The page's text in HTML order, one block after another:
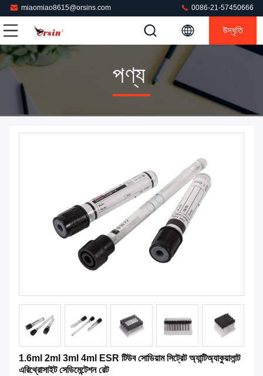
miaomiao8615@orsins.com 0086-21-57450666
উদ্ধৃতি
পণ্য
1.6ml 2ml 3ml 4ml ESR টিউব সোডিয়াম সিট্রেট অ্যান্টিঅ্যাকুয়ালান্ট
এরিথ্রোসাইট সেডিমেন্টেশন রেট